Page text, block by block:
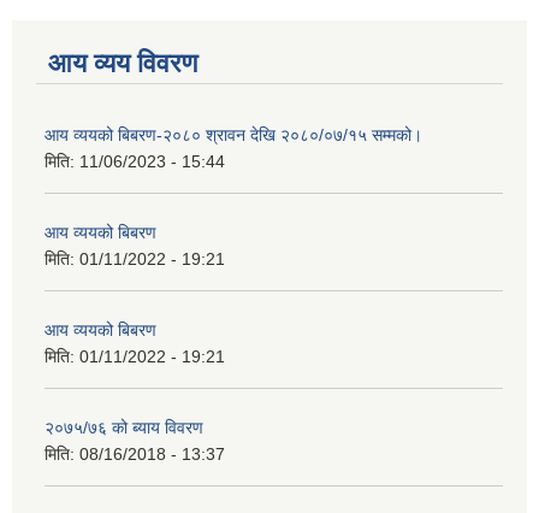
आय व्यय विवरण
आय व्ययको बिबरण-२०८० श्रावन देखि २०८०/०७/१५ सम्मको।
मिति: 11/06/2023 - 15:44
आय व्ययको बिबरण
मिति: 01/11/2022 - 19:21
आय व्ययको बिबरण
मिति: 01/11/2022 - 19:21
२०७५/७६ को ब्याय विवरण
मिति: 08/16/2018 - 13:37